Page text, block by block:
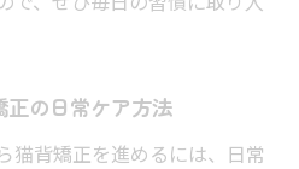
正の日常ケア方法
猫背矯正を進めるには、日常